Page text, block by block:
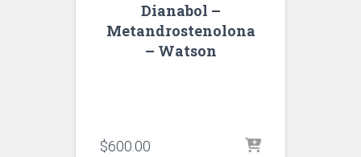
Dianabol –
Metandrostenolona
– Watson
$600.00